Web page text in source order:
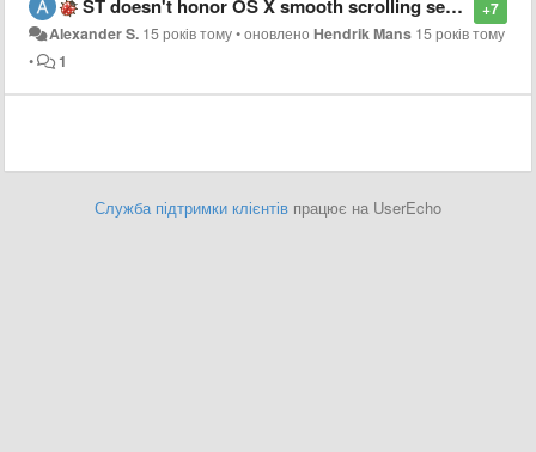
+7
ST doesn't honor OS X smooth scrolling setting
Alexander S. 15 років тому•оновлено Hendrik Mans 15 років тому
•
1
Служба підтримки клієнтів працює на UserEcho